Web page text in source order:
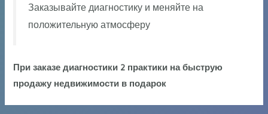
Заказывайте диагностику и меняйте на
положительную атмосферу
При заказе диагностики 2 практики на быструю
продажу недвижимости в подарок